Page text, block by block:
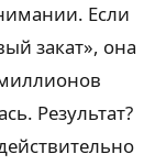
Если
закат», она
Результат?